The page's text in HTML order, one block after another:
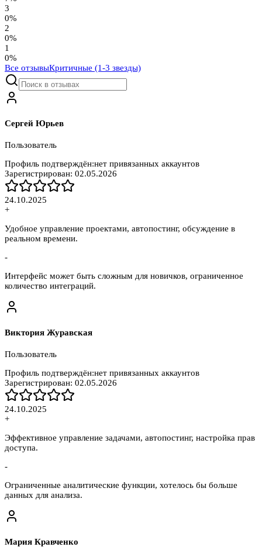
3
0%
2
0%
1
0%
Все отзывыКритичные (1-3 звезды)
Сергей Юрьев
Пользователь
Профиль подтверждён:нет привязанных аккаунтов
Зарегистрирован: 02.05.2026
24.10.2025
+
Удобное управление проектами, автопостинг, обсуждение в
реальном времени.
-
Интерфейс может быть сложным для новичков, ограниченное
количество интеграций.
Виктория Журавская
Пользователь
Профиль подтверждён:нет привязанных аккаунтов
Зарегистрирован: 02.05.2026
24.10.2025
+
Эффективное управление задачами, автопостинг, настройка прав
доступа.
-
Ограниченные аналитические функции, хотелось бы больше
данных для анализа.
Мария Кравченко